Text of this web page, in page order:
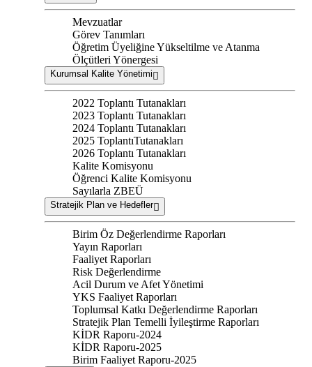
Mevzuatlar
Görev Tanımları
Öğretim Üyeliğine Yükseltilme ve Atanma
Ölçütleri Yönergesi
Kurumsal Kalite Yönetimi
2022 Toplantı Tutanakları
2023 Toplantı Tutanakları
2024 Toplantı Tutanakları
2025 ToplantıTutanakları
2026 Toplantı Tutanakları
Kalite Komisyonu
Öğrenci Kalite Komisyonu
Sayılarla ZBEÜ
Stratejik Plan ve Hedefler
Birim Öz Değerlendirme Raporları
Yayın Raporları
Faaliyet Raporları
Risk Değerlendirme
Acil Durum ve Afet Yönetimi
YKS Faaliyet Raporları
Toplumsal Katkı Değerlendirme Raporları
Stratejik Plan Temelli İyileştirme Raporları
KİDR Raporu-2024
KİDR Raporu-2025
Birim Faaliyet Raporu-2025